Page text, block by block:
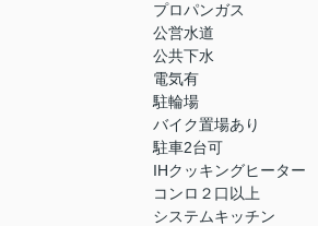
プロパンガス
公営水道
公共下水
電気有
駐輪場
バイク置場あり
駐車2台可
IHクッキングヒーター
コンロ２口以上
システムキッチン